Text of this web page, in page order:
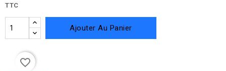
TTC
Ajouter Au Panier
favorite_border